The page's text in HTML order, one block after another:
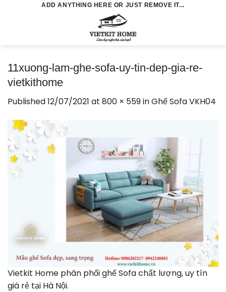
ADD ANYTHING HERE OR JUST REMOVE IT...
11xuong-lam-ghe-sofa-uy-tin-dep-gia-re-
vietkithome
Published12/07/2021 at 800 × 559inGhế Sofa VKH04
Vietkit Home phân phối ghế Sofa chất lượng, uy tín
giá rẻ tại Hà Nội.